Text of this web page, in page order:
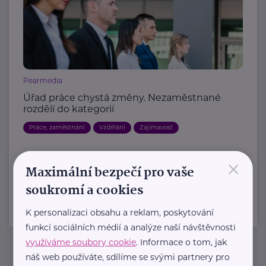
Pearmedia
Úřad práce chystá změny. Nezaměstnané
rozdělí do kategorií
Práce, zaměstnání Vzdělání Zajímavost
Další články ×
Maximální bezpečí pro vaše
soukromí a cookies
K personalizaci obsahu a reklam, poskytování
funkcí sociálních médií a analýze naší návštěvnosti
využíváme soubory cookie. Informace o tom, jak
náš web používáte, sdílíme se svými partnery pro